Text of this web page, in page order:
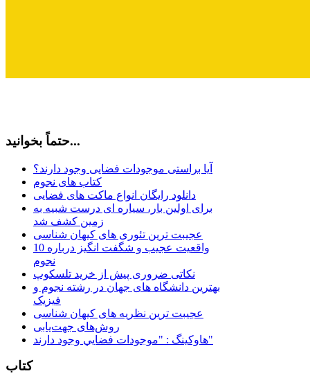
حتماً بخوانید...
آیا براستی موجودات فضایی وجود دارند؟
کتاب های نجوم
دانلود رایگان انواع ماکت های فضایی
برای اولین بار، سیاره ای درست شبیه به
زمین کشف شد
عجیبت ترین تئوری های کیهان شناسی
10 واقعیت عجیب و شگفت انگیز درباره
نجوم
نکاتی ضروری پیش از خرید تلسکوپ
بهترین دانشگاه های جهان در رشته نجوم و
فیزیک
عجیبت ترین نظریه های کیهان شناسی
روش‌های جهت‌یابی
هاوكينگ : "موجودات فضايي وجود دارند"
کتاب